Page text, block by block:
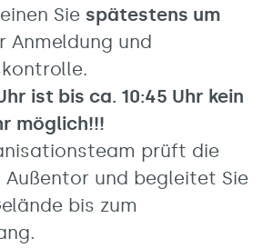
Sie spätestens um
Anmeldung und
ist bis ca. 10:45 Uhr kein
möglich!!!
prüft die
Außentor und begleitet Sie
bis zum